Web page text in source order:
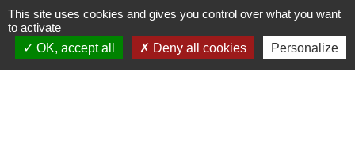
Centre d'information sur la prévention des
difficultés des entreprises (CIP)open_in_new
Conseil supérieur de l'Ordre des experts-comptables
This site uses cookies and gives you control over what you want
to activate
OK, accept all
Deny all cookies Personalize